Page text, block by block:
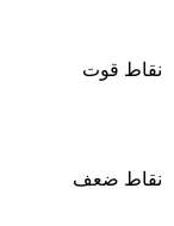
نقاط قوت
نقاط ضعف